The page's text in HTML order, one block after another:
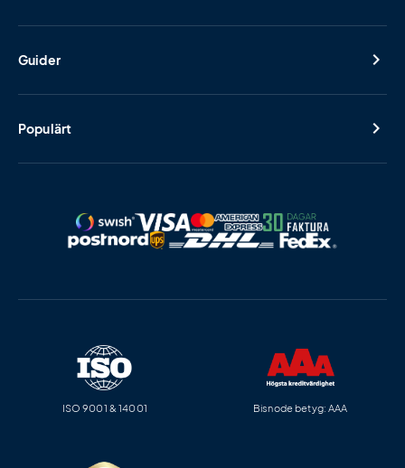
Guider
Populärt
ISO 9001 & 14001 Bisnode betyg: AAA